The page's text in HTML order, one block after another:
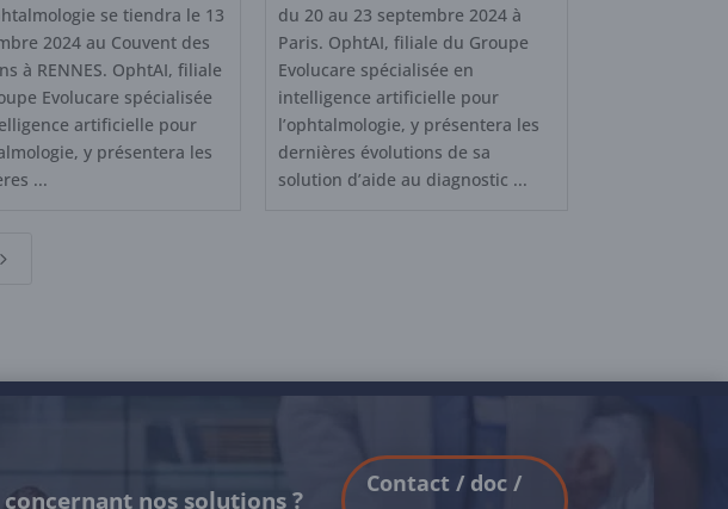
se tiendra le 13
2024 au Couvent des
à RENNES. OphtAI, filiale
Evolucare spécialisée
artificielle pour
y présentera les
...
du 20 au 23 septembre 2024 à
Paris. OphtAI, filiale du Groupe
Evolucare spécialisée en
intelligence artificielle pour
l’ophtalmologie, y présentera les
dernières évolutions de sa
solution d’aide au diagnostic ...
5
nos solutions ?
Contact / doc /